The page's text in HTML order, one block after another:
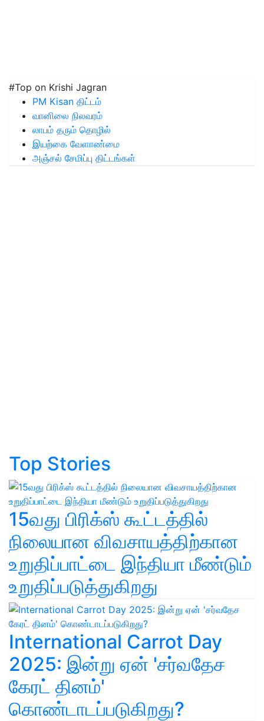
#Top on Krishi Jagran
PM Kisan திட்டம்
வானிலை நிலவரம்
லாபம் தரும் தொழில்
இயற்கை வேளாண்மை
அஞ்சல் சேமிப்பு திட்டங்கள்
Top Stories
15வது பிரிக்ஸ் கூட்டத்தில்
நிலையான விவசாயத்திற்கான
உறுதிப்பாட்டை இந்தியா மீண்டும்
உறுதிப்படுத்துகிறது
International Carrot Day
2025: இன்று ஏன் 'சர்வதேச
கேரட் தினம்'
கொண்டாடப்படுகிறது?